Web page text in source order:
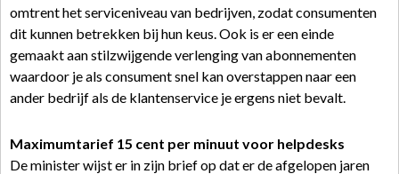
omtrent het serviceniveau van bedrijven, zodat consumenten
dit kunnen betrekken bij hun keus. Ook is er een einde
gemaakt aan stilzwijgende verlenging van abonnementen
waardoor je als consument snel kan overstappen naar een
ander bedrijf als de klantenservice je ergens niet bevalt.
Maximumtarief 15 cent per minuut voor helpdesks
De minister wijst er in zijn brief op dat er de afgelopen jaren